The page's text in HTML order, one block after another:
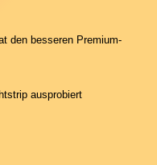
den besseren Premium-
ausprobiert